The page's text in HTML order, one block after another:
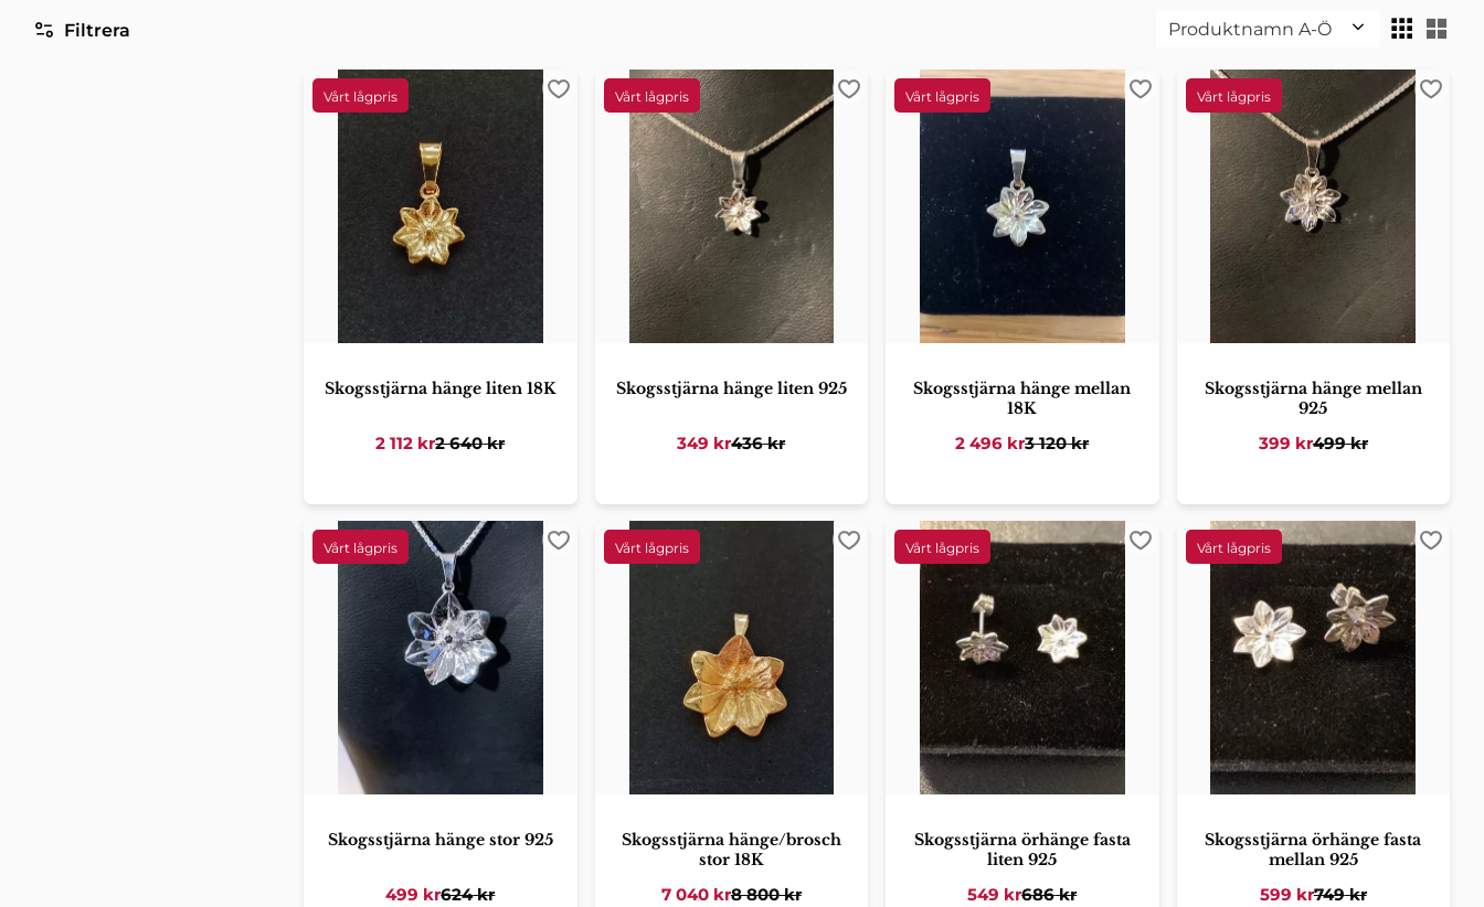
Filtrera Välj sortering
Skogsstjärna hänge liten 18K
2 112 kr2 640kr
Lägg till i favoriter
Skogsstjärna hänge liten 925
349 kr436kr
Lägg till i favoriter
Skogsstjärna hänge mellan
18K
2 496 kr3 120kr
Lägg till i favoriter
Skogsstjärna hänge mellan
925
399 kr499kr
Lägg
Skogsstjärna hänge stor 925
499 kr624kr
Lägg till i favoriter
Skogsstjärna hänge/brosch
stor 18K
7 040kr8 800kr
Lägg till i favoriter
Skogsstjärna örhänge fasta
liten 925
549 kr686kr
Lägg till i favoriter
Skogsstjärna örhänge fasta
mellan 925
599 kr749kr
Lägg